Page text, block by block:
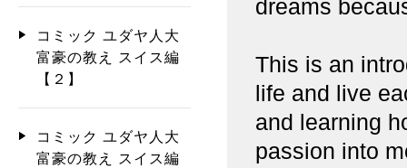
dreams
This is an
life and live
and learning
passion into
コミック ユダヤ人大
富豪の教え スイス編
【２】
コミック ユダヤ人大
富豪の教え スイス編